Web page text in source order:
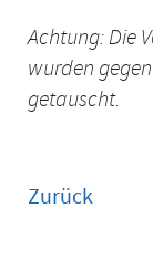
Achtung: Die
wurden
getauscht.
Zurück